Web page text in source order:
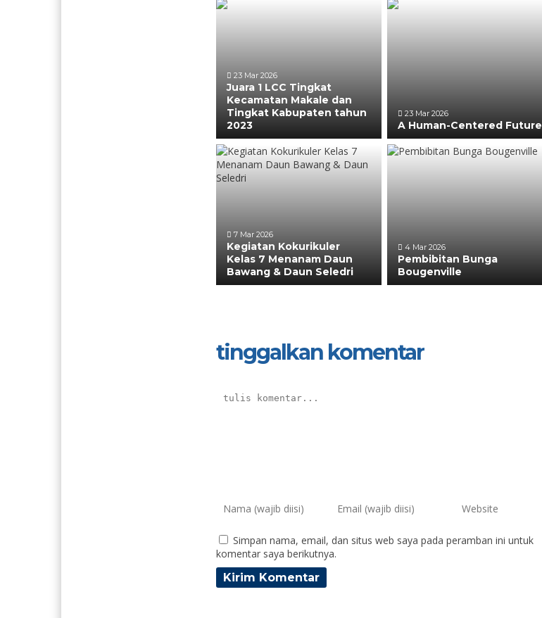
23 Mar 2026
Juara 1 LCC Tingkat
Kecamatan Makale dan
Tingkat Kabupaten tahun
2023
23 Mar 2026
A Human-Centered Future
7 Mar 2026
Kegiatan Kokurikuler
Kelas 7 Menanam Daun
Bawang & Daun Seledri
4 Mar 2026
Pembibitan Bunga
Bougenville
tinggalkan komentar
Simpan nama, email, dan situs web saya pada peramban ini untuk
komentar saya berikutnya.